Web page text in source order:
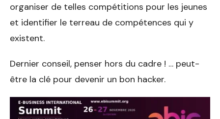
organiser de telles compétitions pour les jeunes
et identifier le terreau de compétences qui y
existent.
Dernier conseil, penser hors du cadre ! … peut-
être la clé pour devenir un bon hacker.